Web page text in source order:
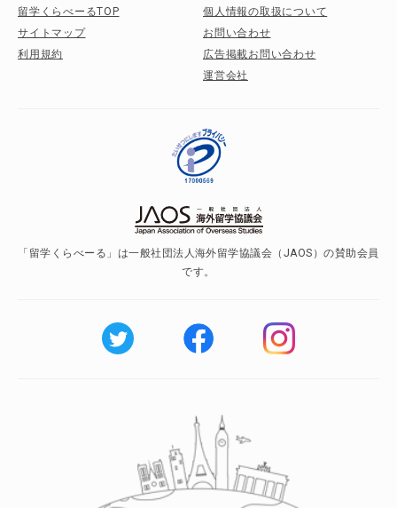
留学くらべーるTOP
サイトマップ
利用規約
個人情報の取扱について
お問い合わせ
広告掲載お問い合わせ
運営会社
「留学くらべーる」は一般社団法人海外留学協議会（JAOS）の賛助会員
です。